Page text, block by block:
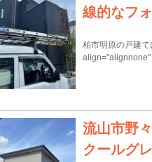
線的なフ
柏市明原の戸建
流山市野
クールグ